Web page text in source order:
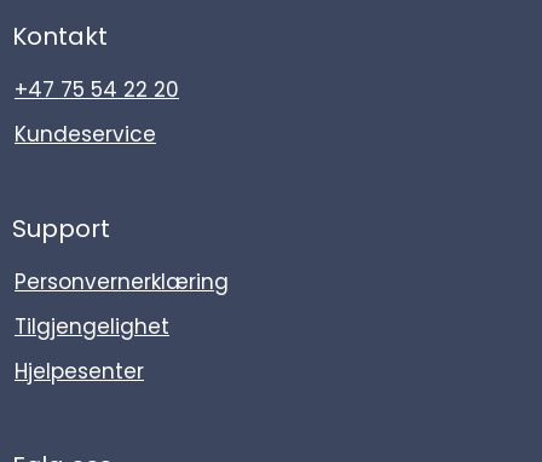
Kontakt
+47 75 54 22 20
Kundeservice
Support
Personvernerklæring
Tilgjengelighet
Hjelpesenter